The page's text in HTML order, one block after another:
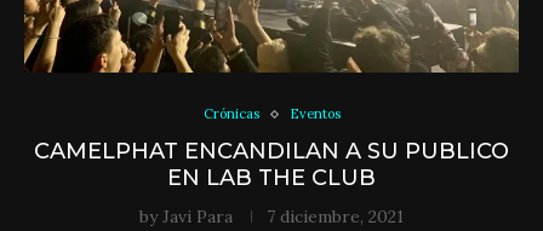
Crónicas Eventos
CAMELPHAT ENCANDILAN A SU PUBLICO
EN LAB THE CLUB
byJavi Para 7 diciembre, 2021